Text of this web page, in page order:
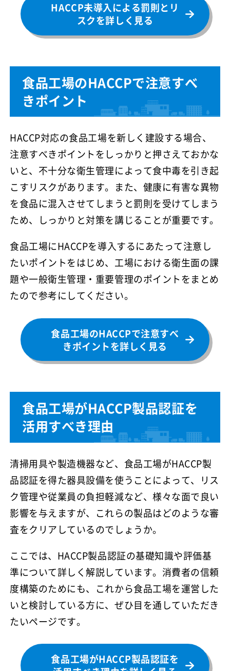
HACCP未導入による罰則とリ
スクを詳しく見る
食品工場のHACCPで注意すべ
きポイント
HACCP対応の食品工場を新しく建設する場合、
注意すべきポイントをしっかりと押さえておかな
いと、不十分な衛生管理によって食中毒を引き起
こすリスクがあります。また、健康に有害な異物
を食品に混入させてしまうと罰則を受けてしまう
ため、しっかりと対策を講じることが重要です。
食品工場にHACCPを導入するにあたって注意し
たいポイントをはじめ、工場における衛生面の課
題や一般衛生管理・重要管理のポイントをまとめ
たので参考にしてください。
食品工場のHACCPで注意すべ
きポイントを詳しく見る
食品工場がHACCP製品認証を
活用すべき理由
清掃用具や製造機器など、食品工場がHACCP製
品認証を得た器具設備を使うことによって、リス
ク管理や従業員の負担軽減など、様々な面で良い
影響を与えますが、これらの製品はどのような審
査をクリアしているのでしょうか。
ここでは、HACCP製品認証の基礎知識や評価基
準について詳しく解説しています。消費者の信頼
度構築のためにも、これから食品工場を運営した
いと検討している方に、ぜひ目を通していただき
たいページです。
食品工場がHACCP製品認証を